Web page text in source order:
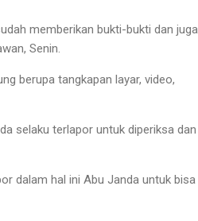
memberikan bukti-bukti dan juga
Senin.
berupa tangkapan layar, video,
selaku terlapor untuk diperiksa dan
dalam hal ini Abu Janda untuk bisa